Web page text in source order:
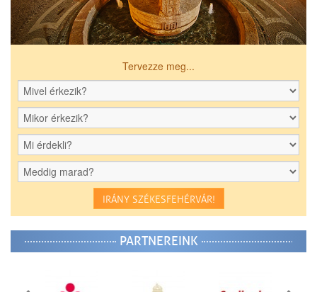
Tervezze meg...
IRÁNY SZÉKESFEHÉRVÁR!
PARTNEREINK